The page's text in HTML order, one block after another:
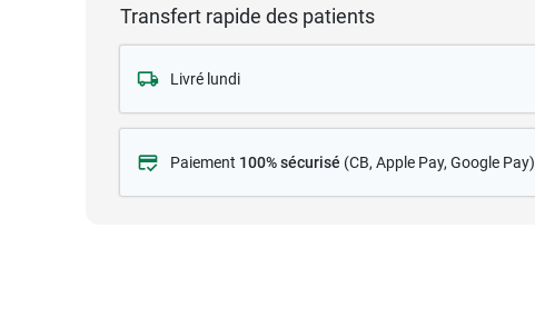
Transfert rapide des patients
Livré lundi
Paiement 100% sécurisé (CB, Apple Pay, Google Pay)